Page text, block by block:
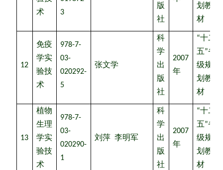
术
3
版
社
划教
材
12
免疫
学实
验技
术
978-7-
03-
020292-
5
张文学
科
学
出
版
社
2007
年
“十二
五”省
级规
划教
材
13
植物
生理
学实
验技
术
978-7-
03-
020290-
1
刘萍 李明军
科
学
出
版
社
2007
年
“十二
五”省
级规
划教
材